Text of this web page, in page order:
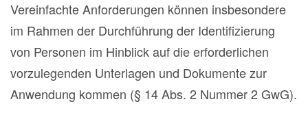
Vereinfachte Anforderungen können insbesondere
im Rahmen der Durchführung der Identifizierung
von Personen im Hinblick auf die erforderlichen
vorzulegenden Unterlagen und Dokumente zur
Anwendung kommen (§ 14 Abs. 2 Nummer 2 GwG).